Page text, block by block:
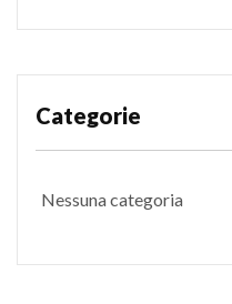
Categorie
Nessuna categoria